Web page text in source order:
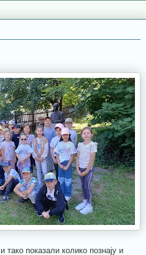
тако показали колико познају и